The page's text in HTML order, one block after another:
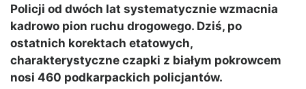
Policji od dwóch lat systematycznie wzmacnia
kadrowo pion ruchu drogowego. Dziś, po
ostatnich korektach etatowych,
charakterystyczne czapki z białym pokrowcem
nosi 460 podkarpackich policjantów.